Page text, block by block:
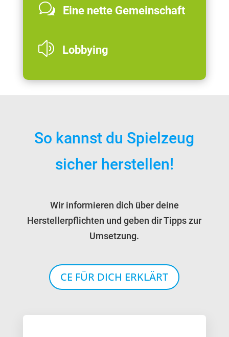
w Eine nette Gemeinschaft
z Lobbying
So kannst du Spielzeug
sicher herstellen!
Wir informieren dich über deine
Herstellerpflichten und geben dir Tipps zur
Umsetzung.
CE FÜR DICH ERKLÄRT